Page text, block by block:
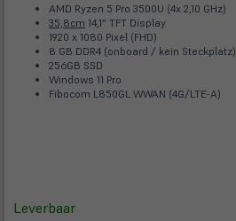
AMD Ryzen 5 Pro 3500U (4x 2,10 GHz)
35,8cm 14,1" TFT Display
1920 x 1080 Pixel (FHD)
8 GB DDR4 (onboard / kein Steckplatz)
256GB SSD
Windows 11 Pro
Fibocom L850GL WWAN (4G/LTE-A)
Leverbaar